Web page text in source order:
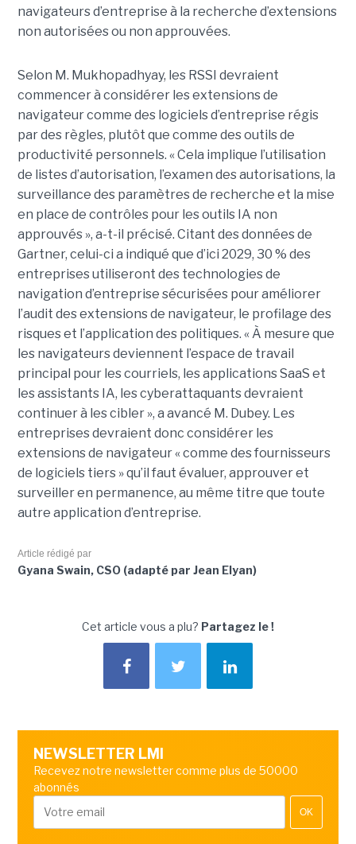
navigateurs d’entreprise à la recherche d’extensions
non autorisées ou non approuvées.
Selon M. Mukhopadhyay, les RSSI devraient
commencer à considérer les extensions de
navigateur comme des logiciels d’entreprise régis
par des règles, plutôt que comme des outils de
productivité personnels. « Cela implique l’utilisation
de listes d’autorisation, l’examen des autorisations, la
surveillance des paramètres de recherche et la mise
en place de contrôles pour les outils IA non
approuvés », a-t-il précisé. Citant des données de
Gartner, celui-ci a indiqué que d’ici 2029, 30 % des
entreprises utiliseront des technologies de
navigation d’entreprise sécurisées pour améliorer
l’audit des extensions de navigateur, le profilage des
risques et l’application des politiques. « À mesure que
les navigateurs deviennent l’espace de travail
principal pour les courriels, les applications SaaS et
les assistants IA, les cyberattaquants devraient
continuer à les cibler », a avancé M. Dubey. Les
entreprises devraient donc considérer les
extensions de navigateur « comme des fournisseurs
de logiciels tiers » qu’il faut évaluer, approuver et
surveiller en permanence, au même titre que toute
autre application d’entreprise.
Article rédigé par
Gyana Swain, CSO (adapté par Jean Elyan)
Cet article vous a plu? Partagez le !
NEWSLETTER LMI
Recevez notre newsletter comme plus de 50000
abonnés
OK